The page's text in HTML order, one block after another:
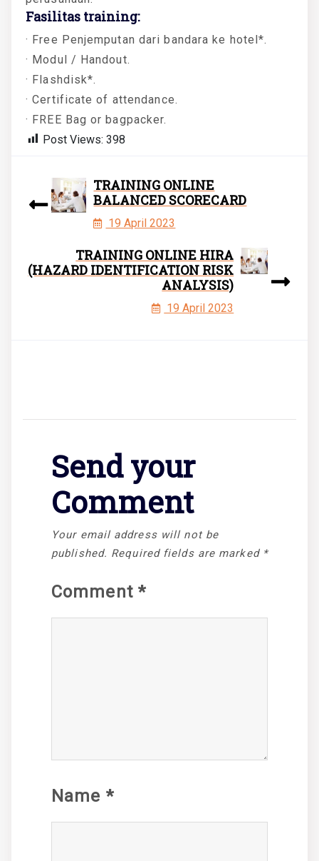
Fasilitas training:
· Free Penjemputan dari bandara ke hotel*.
· Modul / Handout.
· Flashdisk*.
· Certificate of attendance.
· FREE Bag or bagpacker.
Post Views: 398
TRAINING ONLINE
BALANCED SCORECARD
19 April 2023
TRAINING ONLINE HIRA
(HAZARD IDENTIFICATION RISK
ANALYSIS)
19 April 2023
Send your
Comment
Your email address will not be
published. Required fields are marked *
Comment *
Name *